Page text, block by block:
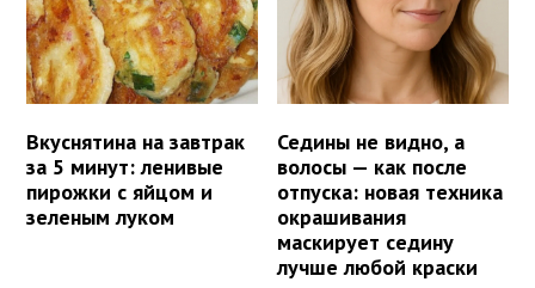
Вкуснятина на завтрак
за 5 минут: ленивые
пирожки с яйцом и
зеленым луком
Седины не видно, а
волосы — как после
отпуска: новая техника
окрашивания
маскирует седину
лучше любой краски